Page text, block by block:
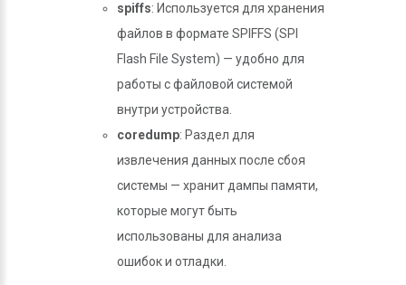
spiffs: Используется для хранения
файлов в формате SPIFFS (SPI
Flash File System) — удобно для
работы с файловой системой
внутри устройства.
coredump: Раздел для
извлечения данных после сбоя
системы — хранит дампы памяти,
которые могут быть
использованы для анализа
ошибок и отладки.